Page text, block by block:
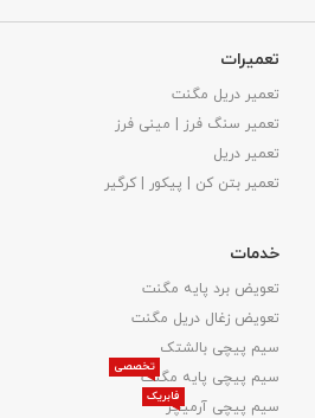
تعمیرات
تعمیر دریل مگنت
تعمیر سنگ فرز | مینی فرز
تعمیر دریل
تعمیر بتن کن | پیکور | کرگیر
خدمات
تعویض برد پایه مگنت
تعویض زغال دریل مگنت
سیم پیچی بالشتک
سیم پیچی پایه مگنت
تخصصی
سیم پیچی آرمیچر
فابریک